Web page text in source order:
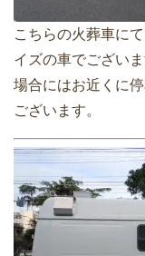
こちらの火葬車に
イズの車でござい
場合にはお近くに
ございます。